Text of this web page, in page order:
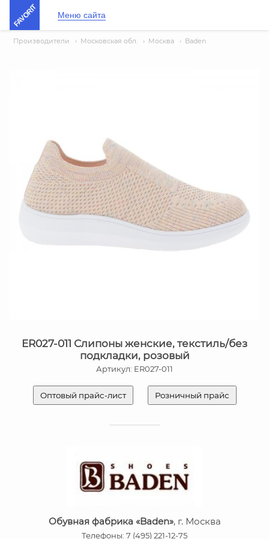
FAVORIT Меню сайта
Производители › Московская обл. › Москва › Baden
ER027-011 Слипоны женские, текстиль/без
подкладки, розовый
Артикул: ER027-011
Оптовый прайс-лист Розничный прайс
Обувная фабрика «Baden», г. Москва
Телефоны: 7 (495) 221-12-75